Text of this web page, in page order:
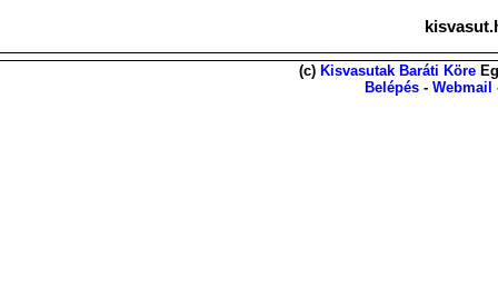
(c) Kisvasutak Baráti Köre
Belépés - Webmail